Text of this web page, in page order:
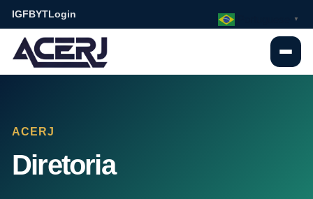
IGFBYTLogin
ACERJ
Diretoria
▼